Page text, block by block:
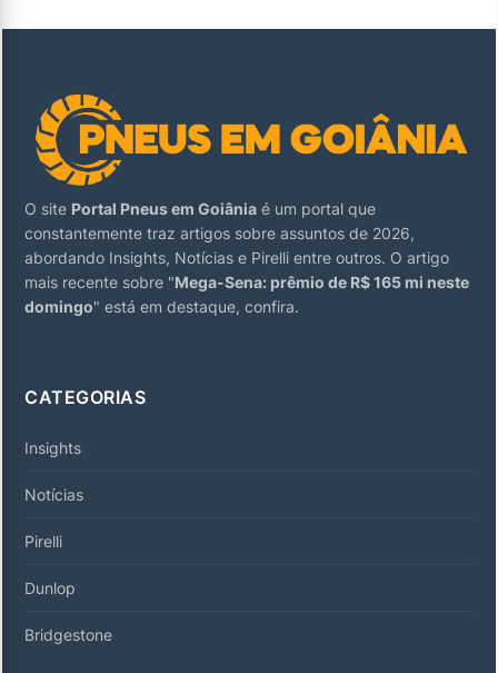
O site Portal Pneus em Goiânia é um portal que
constantemente traz artigos sobre assuntos de 2026,
abordando Insights, Notícias e Pirelli entre outros. O artigo
mais recente sobre "Mega-Sena: prêmio de R$ 165 mi neste
domingo" está em destaque, confira.
CATEGORIAS
Insights
Notícias
Pirelli
Dunlop
Bridgestone